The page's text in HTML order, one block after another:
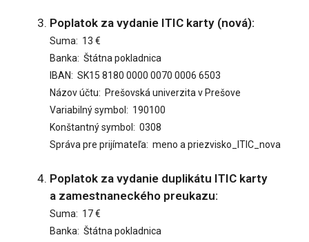
Poplatok za vydanie ITIC karty (nová):
Suma: 13 €
Banka: Štátna pokladnica
IBAN: SK15 8180 0000 0070 0006 6503
Názov účtu: Prešovská univerzita v Prešove
Variabilný symbol: 190100
Konštantný symbol: 0308
Správa pre prijímateľa: meno a priezvisko_ITIC_nova
Poplatok za vydanie duplikátu ITIC karty
a zamestnaneckého preukazu:
Suma: 17 €
Banka: Štátna pokladnica